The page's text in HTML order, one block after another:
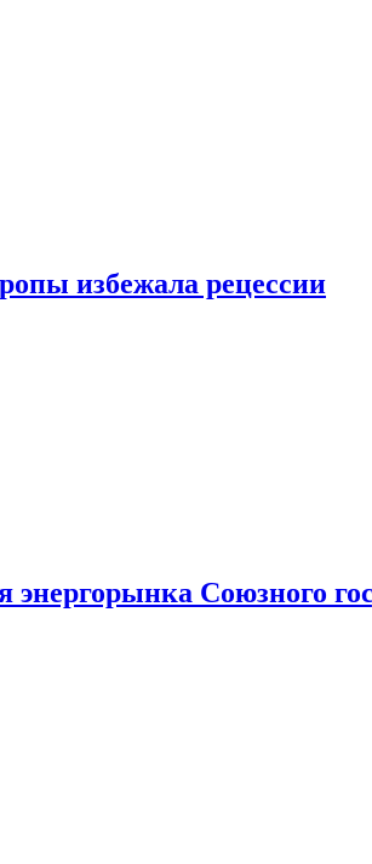
избежала рецессии
Союзного